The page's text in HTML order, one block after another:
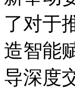
了对于
造智能
导深度